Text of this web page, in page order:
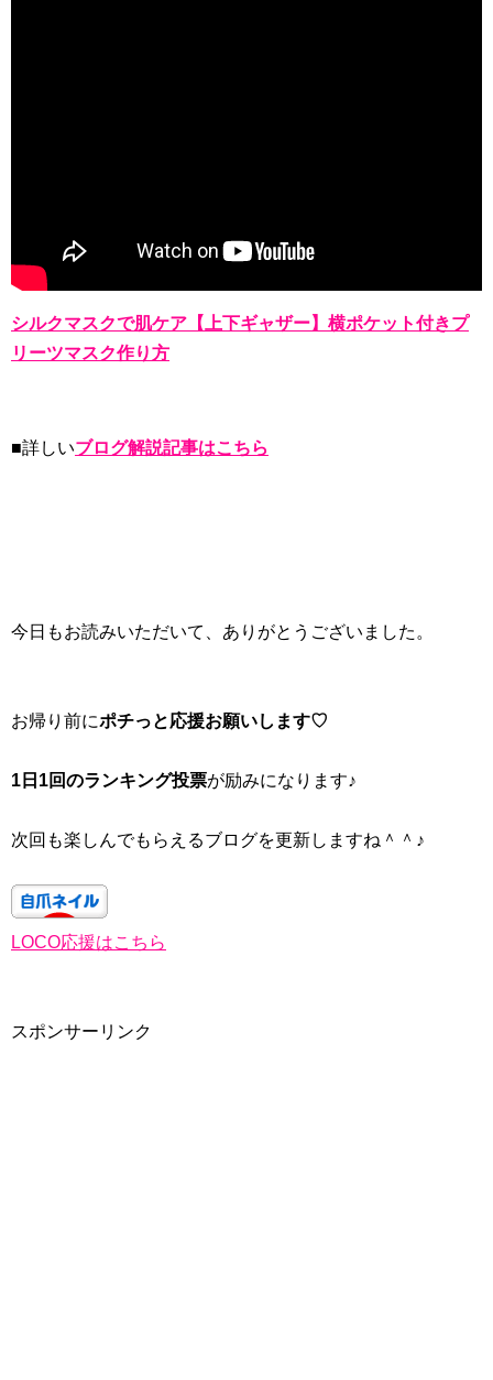
シルクマスクで肌ケア【上下ギャザー】横ポケット付きプ
リーツマスク作り方
■詳しいブログ解説記事はこちら
今日もお読みいただいて、ありがとうございました。
お帰り前にポチっと応援お願いします♡
1日1回のランキング投票が励みになります♪
次回も楽しんでもらえるブログを更新しますね＾＾♪
LOCO応援はこちら
スポンサーリンク